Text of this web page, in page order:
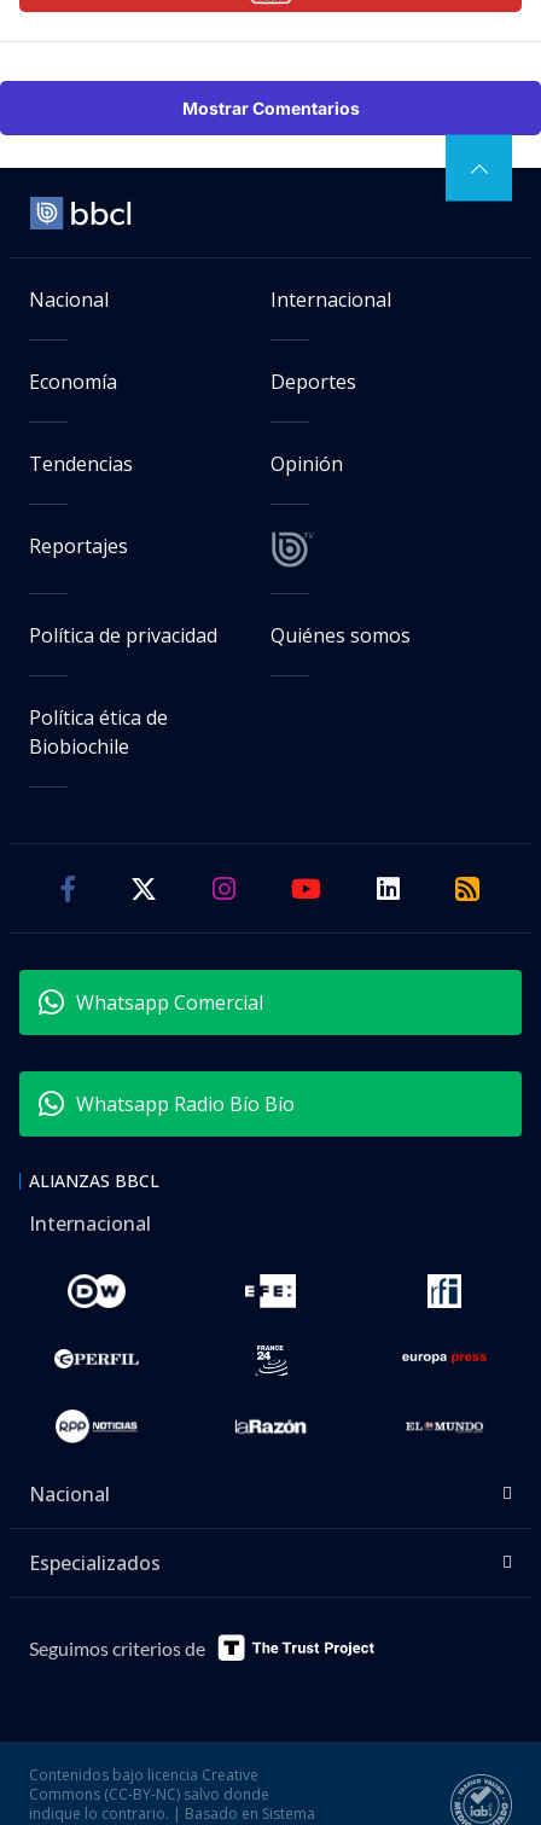
Mostrar Comentarios
Nacional Internacional
Economía Deportes
Tendencias Opinión
Reportajes
Política de privacidad Quiénes somos
Política ética de
Biobiochile
Whatsapp Comercial
Whatsapp Radio Bío Bío
ALIANZAS BBCL
Internacional
Nacional
Especializados
Seguimos criterios de
Contenidos bajo licencia Creative
Commons (CC-BY-NC) salvo donde
indique lo contrario. | Basado en Sistema